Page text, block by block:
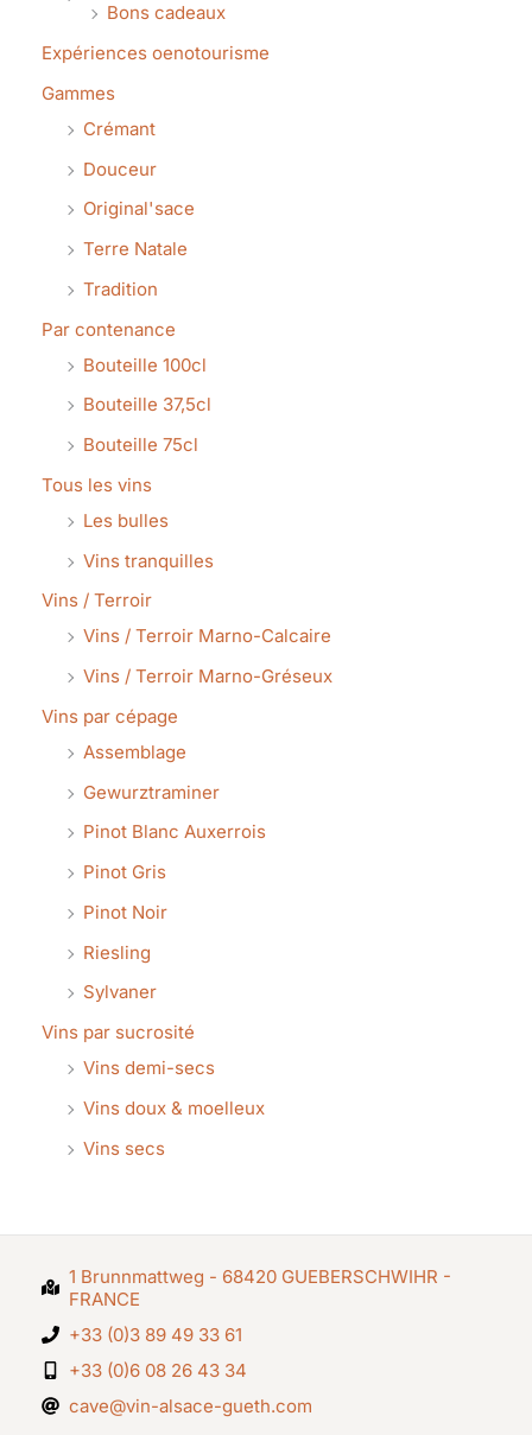
Bons cadeaux
Expériences oenotourisme
Gammes
Crémant
Douceur
Original'sace
Terre Natale
Tradition
Par contenance
Bouteille 100cl
Bouteille 37,5cl
Bouteille 75cl
Tous les vins
Les bulles
Vins tranquilles
Vins / Terroir
Vins / Terroir Marno-Calcaire
Vins / Terroir Marno-Gréseux
Vins par cépage
Assemblage
Gewurztraminer
Pinot Blanc Auxerrois
Pinot Gris
Pinot Noir
Riesling
Sylvaner
Vins par sucrosité
Vins demi-secs
Vins doux & moelleux
Vins secs
1 Brunnmattweg - 68420 GUEBERSCHWIHR -
FRANCE
+33 (0)3 89 49 33 61
+33 (0)6 08 26 43 34
cave@vin-alsace-gueth.com